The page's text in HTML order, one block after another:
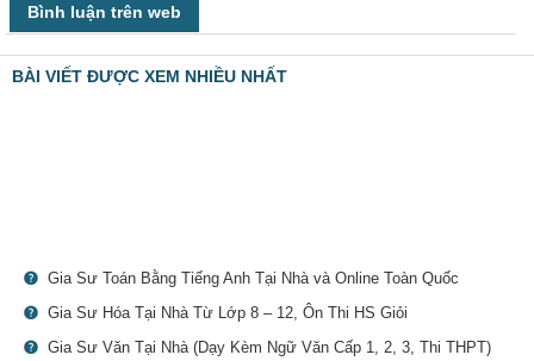
Bình luận trên web
BÀI VIẾT ĐƯỢC XEM NHIỀU NHẤT
Gia Sư Toán Bằng Tiếng Anh Tại Nhà và Online Toàn Quốc
Gia Sư Hóa Tại Nhà Từ Lớp 8 – 12, Ôn Thi HS Giỏi
Gia Sư Văn Tại Nhà (Dạy Kèm Ngữ Văn Cấp 1, 2, 3, Thi THPT)